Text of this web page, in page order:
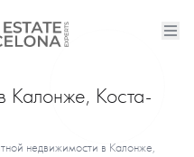
Калонже, Коста-
недвижимости в Калонже,